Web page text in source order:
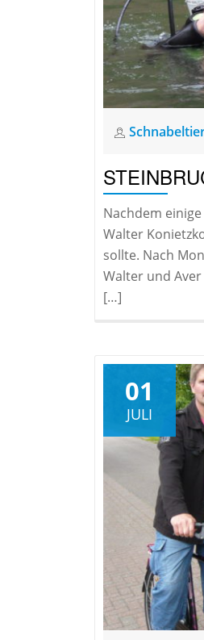
Nachdem
Walter
sollte. Nach
Walter und
[…]
01
JULI